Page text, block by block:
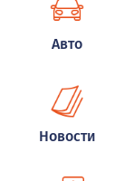
Авто
Новости